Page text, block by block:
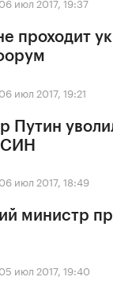
проходит
06 июл 2017, 19:21
Путин
06 июл 2017, 18:49
министр
05 июл 2017, 19:40